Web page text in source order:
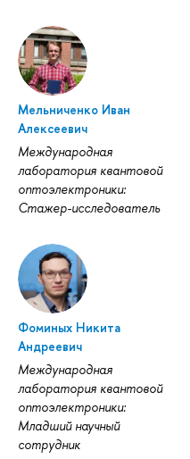
Мельниченко Иван
Алексеевич
Международная
лаборатория квантовой
оптоэлектроники:
Стажер-исследователь
Фоминых Никита
Андреевич
Международная
лаборатория квантовой
оптоэлектроники:
Младший научный
сотрудник